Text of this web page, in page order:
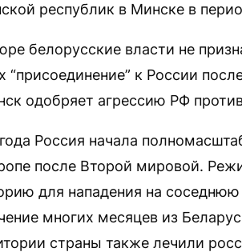
республик в Минске в
белорусские власти не
“присоединение” к России
одобряет агрессию РФ
Россия начала
после Второй мировой.
для нападения на
многих месяцев из
страны также лечили